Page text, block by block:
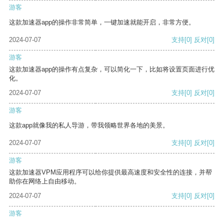
游客
这款加速器app的操作非常简单，一键加速就能开启，非常方便。
2024-07-07 支持[0] 反对[0]
游客
这款加速器app的操作有点复杂，可以简化一下，比如将设置页面进行优
化。
2024-07-07
支持[0] 反对[0]
游客
这款app就像我的私人导游，带我领略世界各地的美景。
2024-07-07 支持[0] 反对[0]
游客
这款加速器VPM应用程序可以给你提供最高速度和安全性的连接，并帮
助你在网络上自由移动。
2024-07-07
支持[0] 反对[0]
游客